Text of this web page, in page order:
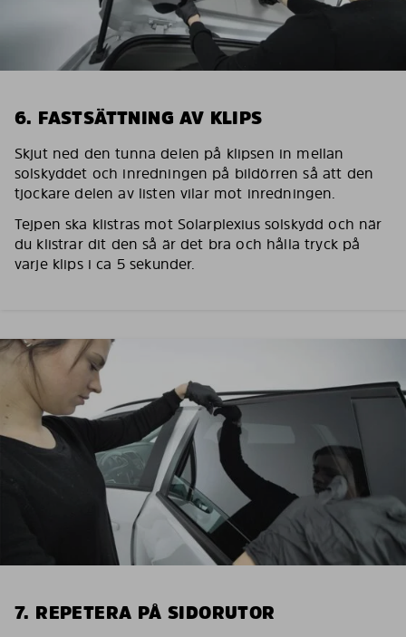
6. FASTSÄTTNING AV KLIPS
Skjut ned den tunna delen på klipsen in mellan
solskyddet och inredningen på bildörren så att den
tjockare delen av listen vilar mot inredningen.
Tejpen ska klistras mot Solarplexius solskydd och när
du klistrar dit den så är det bra och hålla tryck på
varje klips i ca 5 sekunder.
7. REPETERA PÅ SIDORUTOR